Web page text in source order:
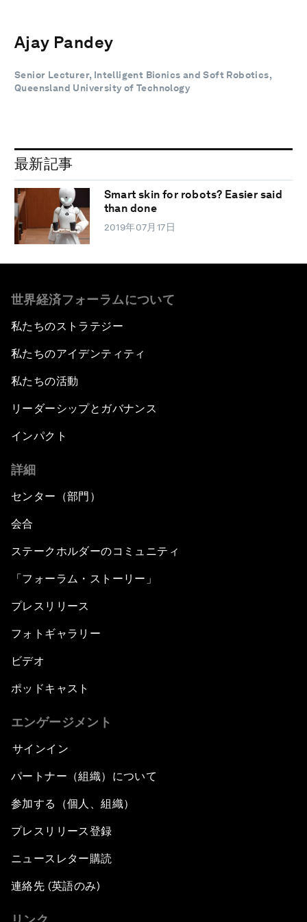
Ajay Pandey
Senior Lecturer, Intelligent Bionics and Soft Robotics,
Queensland University of Technology
最新記事
Smart skin for robots? Easier said
than done
2019年07月17日
世界経済フォーラムについて
私たちのストラテジー
私たちのアイデンティティ
私たちの活動
リーダーシップとガバナンス
インパクト
詳細
センター（部門）
会合
ステークホルダーのコミュニティ
「フォーラム・ストーリー」
プレスリリース
フォトギャラリー
ビデオ
ポッドキャスト
エンゲージメント
サインイン
パートナー（組織）について
参加する（個人、組織）
プレスリリース登録
ニュースレター購読
連絡先 (英語のみ)